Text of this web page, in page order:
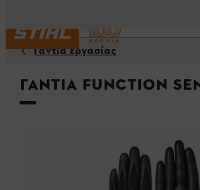
Γάντια εργασίας
Γάντια FUNCTION